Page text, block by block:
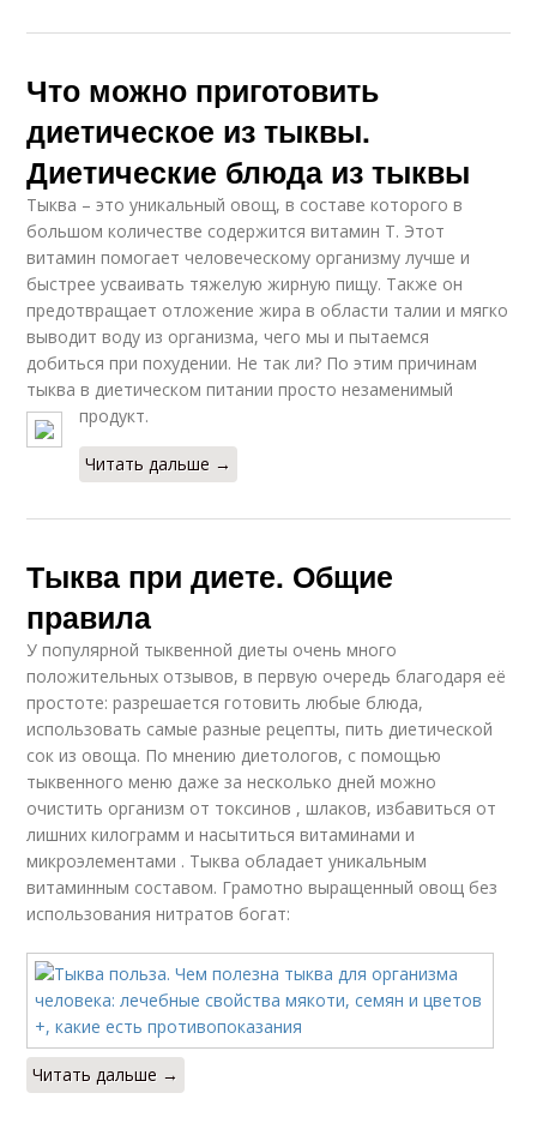
Что можно приготовить
диетическое из тыквы.
Диетические блюда из тыквы
Тыква – это уникальный овощ, в составе которого в
большом количестве содержится витамин Т. Этот
витамин помогает человеческому организму лучше и
быстрее усваивать тяжелую жирную пищу. Также он
предотвращает отложение жира в области талии и мягко
выводит воду из организма, чего мы и пытаемся
добиться при похудении. Не так ли? По этим причинам
тыква в диетическом питании просто незаменимый
продукт.
Читать дальше →
Тыква при диете. Общие
правила
У популярной тыквенной диеты очень много
положительных отзывов, в первую очередь благодаря её
простоте: разрешается готовить любые блюда,
использовать самые разные рецепты, пить диетической
сок из овоща. По мнению диетологов, с помощью
тыквенного меню даже за несколько дней можно
очистить организм от токсинов , шлаков, избавиться от
лишних килограмм и насытиться витаминами и
микроэлементами . Тыква обладает уникальным
витаминным составом. Грамотно выращенный овощ без
использования нитратов богат:
Читать дальше →